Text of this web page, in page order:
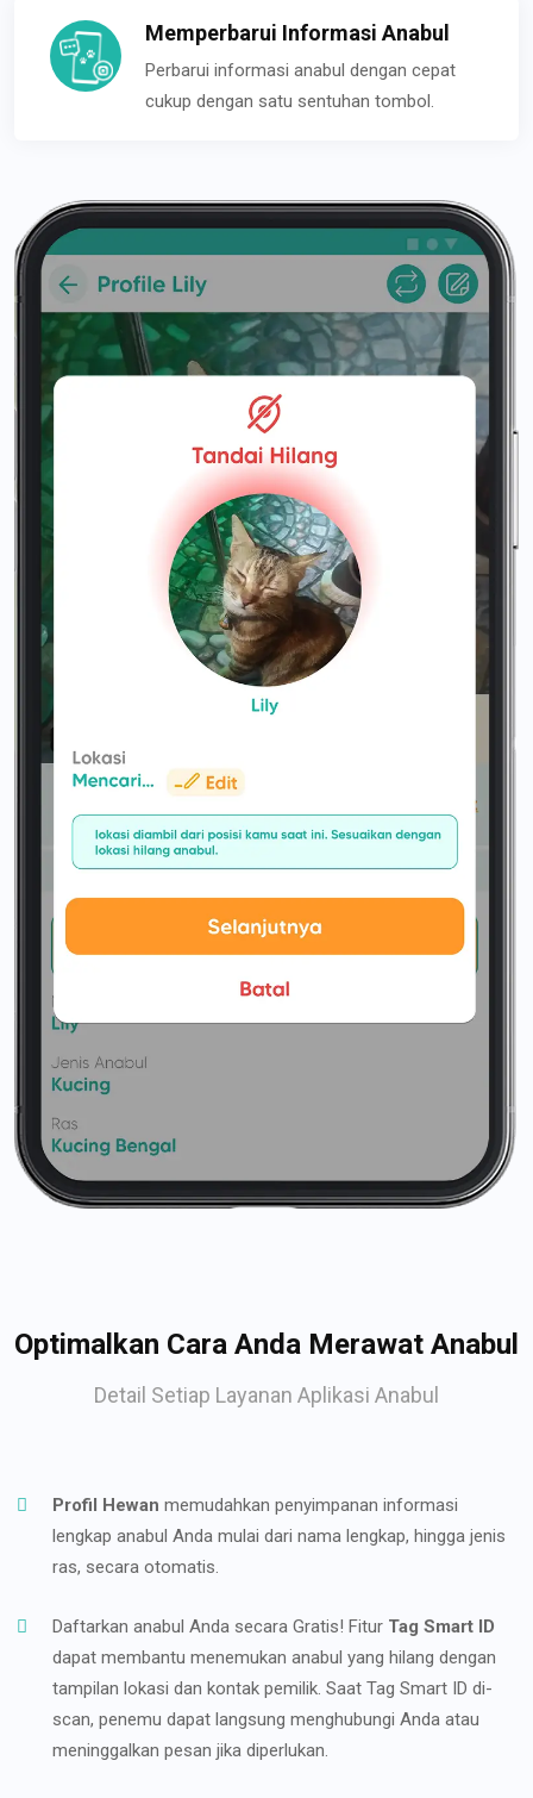
Memperbarui Informasi Anabul
Perbarui informasi anabul dengan cepat
cukup dengan satu sentuhan tombol.
Optimalkan Cara Anda Merawat Anabul
Detail Setiap Layanan Aplikasi Anabul
Profil Hewan memudahkan penyimpanan informasi
lengkap anabul Anda mulai dari nama lengkap, hingga jenis
ras, secara otomatis.
Daftarkan anabul Anda secara Gratis! Fitur Tag Smart ID
dapat membantu menemukan anabul yang hilang dengan
tampilan lokasi dan kontak pemilik. Saat Tag Smart ID di-
scan, penemu dapat langsung menghubungi Anda atau
meninggalkan pesan jika diperlukan.